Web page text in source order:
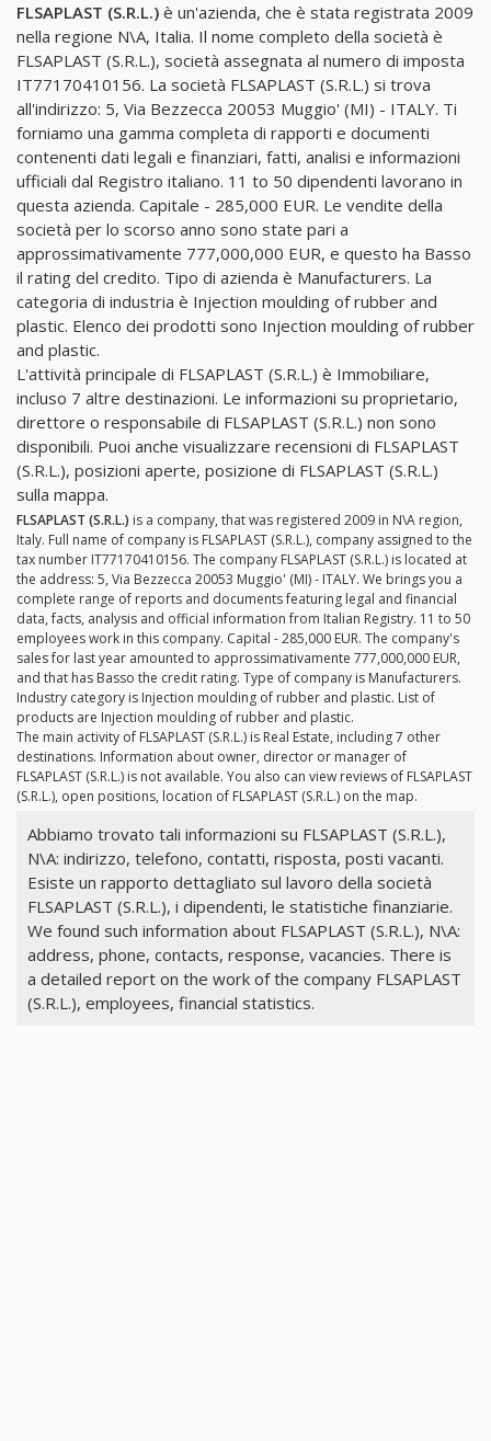
FLSAPLAST (S.R.L.) è un'azienda, che è stata registrata 2009
nella regione N\A, Italia. Il nome completo della società è
FLSAPLAST (S.R.L.), società assegnata al numero di imposta
IT77170410156. La società FLSAPLAST (S.R.L.) si trova
all'indirizzo: 5, Via Bezzecca 20053 Muggio' (MI) - ITALY. Ti
forniamo una gamma completa di rapporti e documenti
contenenti dati legali e finanziari, fatti, analisi e informazioni
ufficiali dal Registro italiano. 11 to 50 dipendenti lavorano in
questa azienda. Capitale - 285,000 EUR. Le vendite della
società per lo scorso anno sono state pari a
approssimativamente 777,000,000 EUR, e questo ha Basso
il rating del credito. Tipo di azienda è Manufacturers. La
categoria di industria è Injection moulding of rubber and
plastic. Elenco dei prodotti sono Injection moulding of rubber
and plastic.
L'attività principale di FLSAPLAST (S.R.L.) è Immobiliare,
incluso 7 altre destinazioni. Le informazioni su proprietario,
direttore o responsabile di FLSAPLAST (S.R.L.) non sono
disponibili. Puoi anche visualizzare recensioni di FLSAPLAST
(S.R.L.), posizioni aperte, posizione di FLSAPLAST (S.R.L.)
sulla mappa.
FLSAPLAST (S.R.L.) is a company, that was registered 2009 in N\A region,
Italy. Full name of company is FLSAPLAST (S.R.L.), company assigned to the
tax number IT77170410156. The company FLSAPLAST (S.R.L.) is located at
the address: 5, Via Bezzecca 20053 Muggio' (MI) - ITALY. We brings you a
complete range of reports and documents featuring legal and financial
data, facts, analysis and official information from Italian Registry. 11 to 50
employees work in this company. Capital - 285,000 EUR. The company's
sales for last year amounted to approssimativamente 777,000,000 EUR,
and that has Basso the credit rating. Type of company is Manufacturers.
Industry category is Injection moulding of rubber and plastic. List of
products are Injection moulding of rubber and plastic.
The main activity of FLSAPLAST (S.R.L.) is Real Estate, including 7 other
destinations. Information about owner, director or manager of
FLSAPLAST (S.R.L.) is not available. You also can view reviews of FLSAPLAST
(S.R.L.), open positions, location of FLSAPLAST (S.R.L.) on the map.
Abbiamo trovato tali informazioni su FLSAPLAST (S.R.L.),
N\A: indirizzo, telefono, contatti, risposta, posti vacanti.
Esiste un rapporto dettagliato sul lavoro della società
FLSAPLAST (S.R.L.), i dipendenti, le statistiche finanziarie.
We found such information about FLSAPLAST (S.R.L.), N\A:
address, phone, contacts, response, vacancies. There is
a detailed report on the work of the company FLSAPLAST
(S.R.L.), employees, financial statistics.